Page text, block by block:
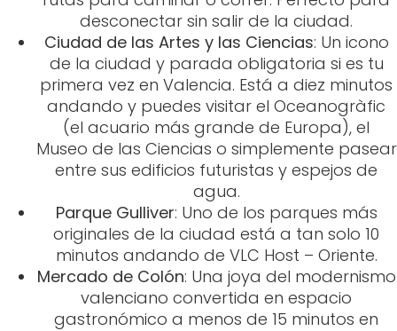
desconectar sin salir de la ciudad.
Ciudad de las Artes y las Ciencias: Un icono
de la ciudad y parada obligatoria si es tu
primera vez en Valencia. Está a diez minutos
andando y puedes visitar el Oceanogràfic
(el acuario más grande de Europa), el
Museo de las Ciencias o simplemente pasear
entre sus edificios futuristas y espejos de
agua.
Parque Gulliver: Uno de los parques más
originales de la ciudad está a tan solo 10
minutos andando de VLC Host – Oriente.
Mercado de Colón: Una joya del modernismo
valenciano convertida en espacio
gastronómico a menos de 15 minutos en